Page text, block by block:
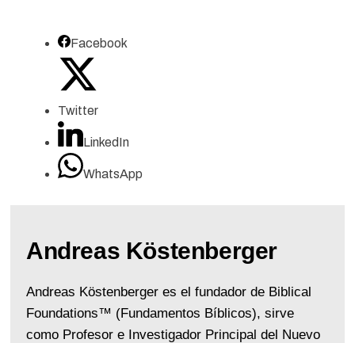
Facebook
Twitter
LinkedIn
WhatsApp
Andreas Köstenberger
Andreas Köstenberger es el fundador de Biblical
Foundations™ (Fundamentos Bíblicos), sirve
como Profesor e Investigador Principal del Nuevo